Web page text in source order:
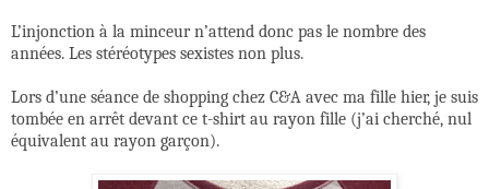
L’injonction à la minceur n’attend donc pas le nombre des
années. Les stéréotypes sexistes non plus.
Lors d’une séance de shopping chez C&A avec ma fille hier, je suis
tombée en arrêt devant ce t-shirt au rayon fille (j’ai cherché, nul
équivalent au rayon garçon).